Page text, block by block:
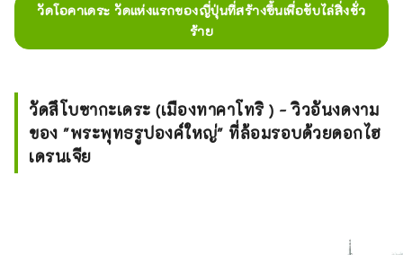
วัดโอคาเดระ วัดแห่งแรกของญี่ปุ่นที่สร้างขึ้นเพื่อขับไล่สิ่งชั่ว
ร้าย
วัดสึโบซากะเดระ (เมืองทาคาโทริ ) - วิวอันงดงาม
ของ "พระพุทธรูปองค์ใหญ่" ที่ล้อมรอบด้วยดอกไฮ
เดรนเจีย